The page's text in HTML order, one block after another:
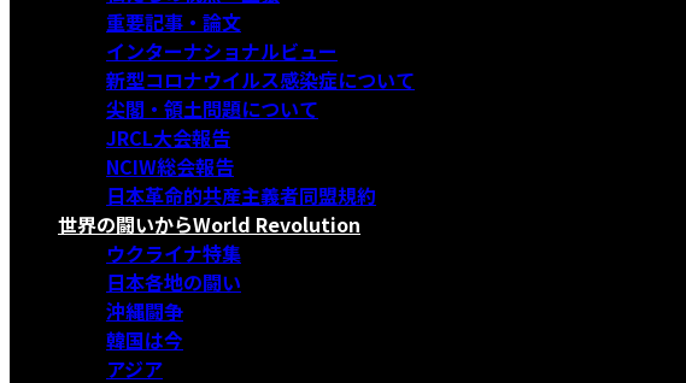
重要記事・論文
インターナショナルビュー
新型コロナウイルス感染症について
尖閣・領土問題について
JRCL大会報告
NCIW総会報告
日本革命的共産主義者同盟規約
世界の闘いからWorld Revolution
ウクライナ特集
日本各地の闘い
沖縄闘争
韓国は今
アジア